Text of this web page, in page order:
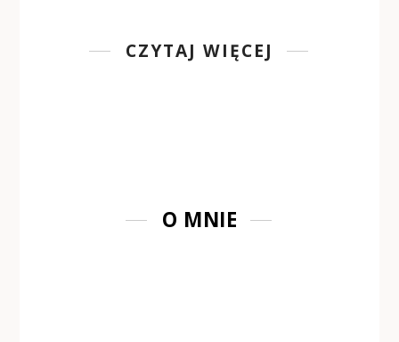
CZYTAJ WIĘCEJ
O MNIE